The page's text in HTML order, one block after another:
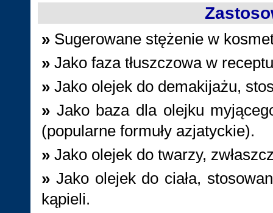
» Sugerowane stężenie w
» Jako faza tłuszczowa w
» Jako olejek do demakijażu,
» Jako baza dla olejku
(popularne formuły azjatyckie).
» Jako olejek do twarzy,
» Jako olejek do ciała,
kąpieli.